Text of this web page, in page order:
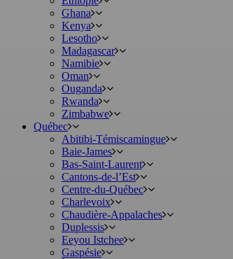
Ghana
Kenya
Lesotho
Madagascar
Namibie
Oman
Ouganda
Rwanda
Zimbabwe
Québec
Abitibi-Témiscamingue
Baie-James
Bas-Saint-Laurent
Cantons-de-l’Est
Centre-du-Québec
Charlevoix
Chaudière-Appalaches
Duplessis
Eeyou Istchee
Gaspésie